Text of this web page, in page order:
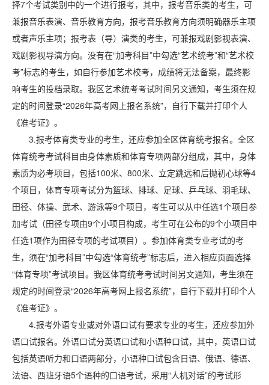
择7个考试类别中的一个进行报考，其中，报考音乐类的考生，可
兼报音乐表演、音乐教育方向，报考音乐教育方向须明确器乐主项
或者声乐主项；报考表（导）演类的考生，可兼报戏剧影视表演、
戏剧影视导演方向。没有在“加考科目”中勾选“艺术统考”和“艺术校
考”标志的考生，如自行参加艺术校考，成绩将无法备案，最终影
响考生的投档录取。我区艺术统考考试时间另文通知，考生须在规
定的时间登录“2026年高考网上报名系统”，自行下载并打印个人
《准考证》。
3.报考体育类专业的考生，还应参加全区体育统考报名。全区
体育统考考试科目由身体素质和体育专项两部分组成，其中，身体
素质为必考项目，包括100米、800米、立定跳远和后抛初心球等4
个项目，体育专项考试分为篮球、排球、足球、乒乓球、羽毛球、
田径、体操、武术、游泳等9个项目，考生可以从中任选1个项目参
加考试（田径专项由9个小项目构成，考生可在公布的9个小项目中
任选1项作为田径专项的考试项目）。参加体育类专业考试的考
生，须在“加考科目”中勾选“体育统考”标志后，进入相应页面选择
“体育专项”考试项目。我区体育统考考试时间另文通知，考生须在
规定的时间登录“2026年高考网上报名系统”，自行下载并打印个人
《准考证》。
4.报考外语专业或对外语口试有要求专业的考生，还应参加外
语口试报名。外语口试分英语口试和小语种口试，其中，英语口试
包括英语听力和口语两部分，小语种口试包含日语、俄语、德语、
法语、西班牙语5个语种的口语考试，采用“人机对话”的考试形